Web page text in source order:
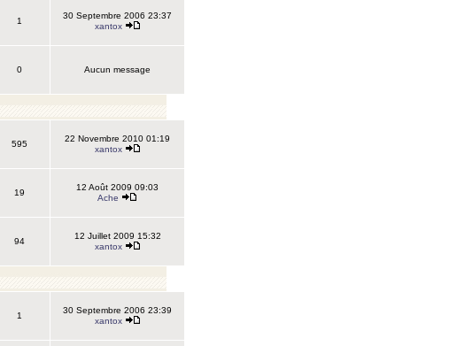
1
30 Septembre 2006 23:37
xantox
0 Aucun message
595
22 Novembre 2010 01:19
xantox
19
12 Août 2009 09:03
Ache
94
12 Juillet 2009 15:32
xantox
1
30 Septembre 2006 23:39
xantox